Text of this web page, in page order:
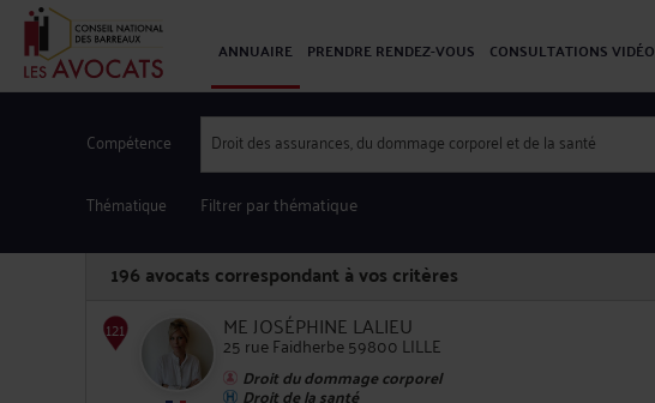
ANNUAIRE PRENDRE RENDEZ-VOUS CONSULTATIONS VIDÉO
Compétence Droit des assurances, du dommage corporel et de la santé
Thématique Filtrer par thématique
196 avocats correspondant à vos critères
ME JOSÉPHINE LALIEU
25 rue Faidherbe 59800 LILLE
Droit du dommage corporel
Droit de la santé